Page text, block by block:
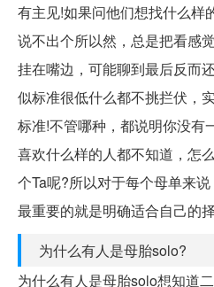
有主见!如果问他们想找什么样
说不出个所以然，总是把看感
挂在嘴边，可能聊到最后反而
似标准很低什么都不挑拦伏，
标准!不管哪种，都说明你没有
喜欢什么样的人都不知道，怎
个Ta呢?所以对于每个母单来
最重要的就是明确适合自己的择
为什么有人是母胎solo?
为什么有人是母胎solo想知道